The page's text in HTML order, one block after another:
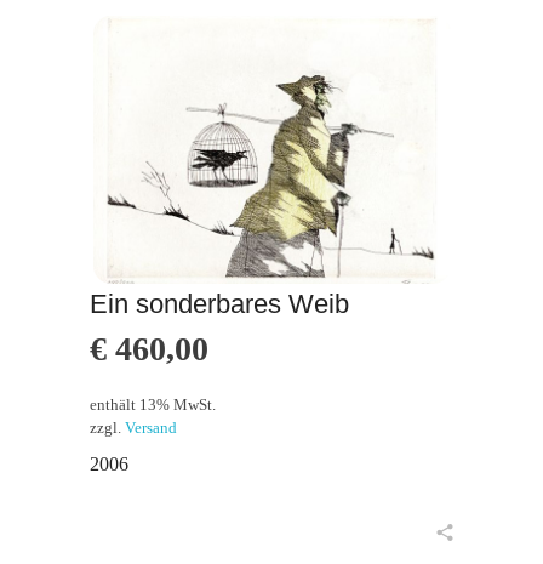
Ein sonderbares Weib
€ 460,00
enthält 13% MwSt.
zzgl. Versand
2006